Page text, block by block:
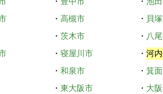
・ 高槻市 ・ 貝
・ 茨木市 ・ 八
・ 寝屋川市 ・ 河
・ 和泉市 ・ 箕
・ 東大阪市 ・ 大